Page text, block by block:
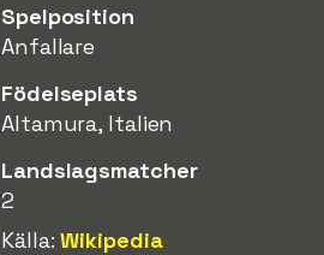
Spelposition
Anfallare
Födelseplats
Altamura, Italien
Landslagsmatcher
2
Källa:Wikipedia